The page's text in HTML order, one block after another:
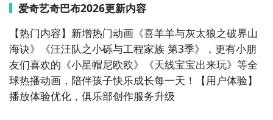
爱奇艺奇巴布2026更新内容
【热门内容】新增热门动画《喜羊羊与灰太狼之破界山
海诀》《汪汪队之小砾与工程家族 第3季》，更有小朋
友们喜欢的《小星帽尼欧欧》《天线宝宝出来玩》等全
球热播动画，陪伴孩子快乐成长每一天！【用户体验】
播放体验优化，俱乐部创作服务升级